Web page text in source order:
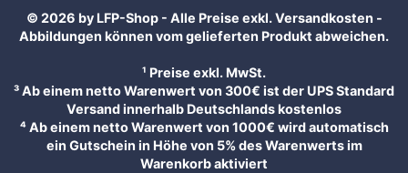
© 2026 by LFP-Shop - Alle Preise exkl.Versandkosten -
Abbildungen können vom gelieferten Produkt abweichen.
¹ Preise exkl. MwSt.
³ Ab einem netto Warenwert von 300€ ist der UPS Standard
Versand innerhalb Deutschlands kostenlos
⁴ Ab einem netto Warenwert von 1000€ wird automatisch
ein Gutschein in Höhe von 5% des Warenwerts im
Warenkorb aktiviert